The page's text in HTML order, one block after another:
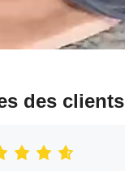
des clients